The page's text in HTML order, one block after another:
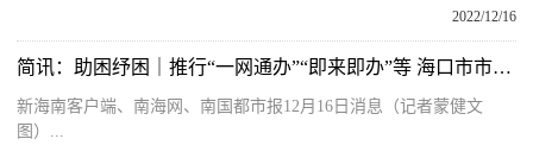
2022/12/16
简讯：助困纾困｜推行“一网通办”“即来即办”等 海口市市场监管局秀英分局获企业点赞
新海南客户端、南海网、南国都市报12月16日消息（记者蒙健文
图）...